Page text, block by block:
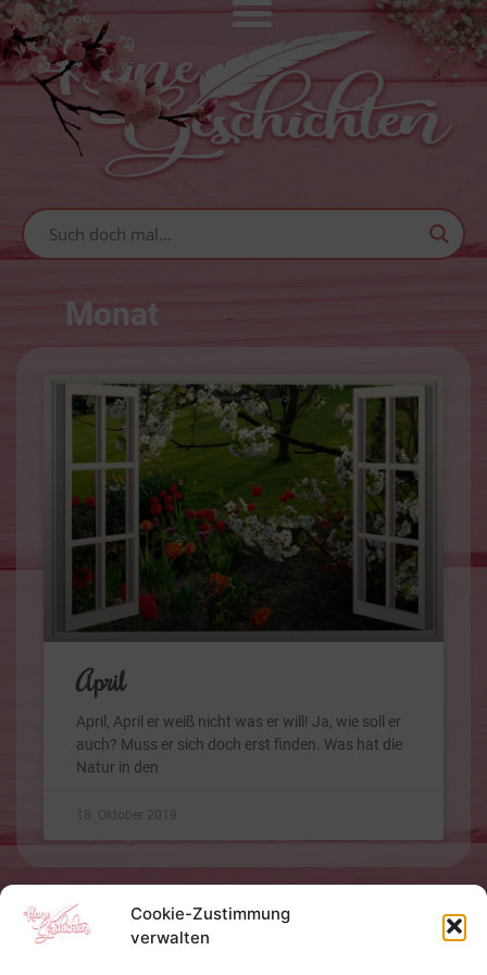
Cookie-Zustimmung
verwalten
Monat
April
April, April er weiß nicht was er will! Ja, wie soll er
auch? Muss er sich doch erst finden. Was hat die
Natur in den
18. Oktober 2019